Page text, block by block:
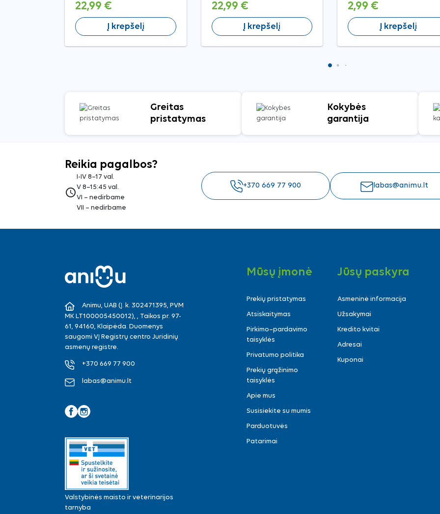
22,99 €
Į krepšelį
22,99 €
Į krepšelį
2,99 €
Į krepšelį
Greitas
pristatymas
Kokybės
garantija
Reikia pagalbos?
access_time
I-IV 8–17 val.
V 8–15:45 val.
VI – nedirbame
VII – nedirbame
+370 669 77 900 labas@animu.lt
Animu, UAB (Į. k. 302471395, PVM
MK LT100005450012), , Taikos pr. 97-
61, 94160, Klaipėda. Duomenys
saugomi VĮ Registrų centro Juridinių
asmenų registre.
+370 669 77 900
labas@animu.lt
Valstybinės maisto ir veterinarijos
tarnyba
Mūsų įmonė
Prekių pristatymas
Atsiskaitymas
Pirkimo–pardavimo
taisyklės
Privatumo politika
Prekių grąžinimo
taisyklės
Apie mus
Susisiekite su mumis
Parduotuvės
Patarimai
Jūsų paskyra
Asmeninė informacija
Užsakymai
Kredito kvitai
Adresai
Kuponai